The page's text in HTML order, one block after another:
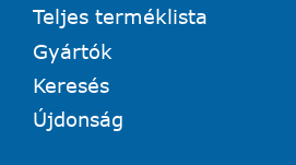
Teljes terméklista
Gyártók
Keresés
Újdonság